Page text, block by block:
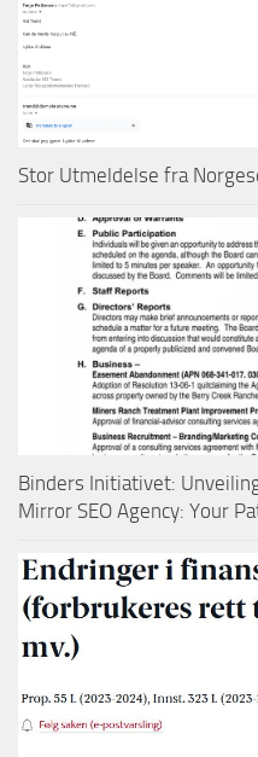
Stor Utmeldelse fra
Binders Initiativet:
Mirror SEO Agency: Your